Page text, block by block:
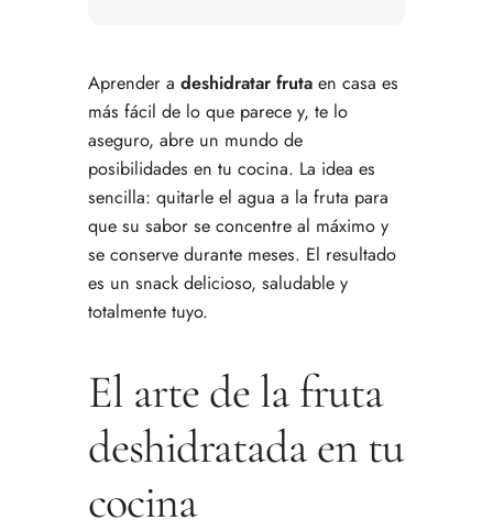
Aprender a deshidratar fruta en casa es
más fácil de lo que parece y, te lo
aseguro, abre un mundo de
posibilidades en tu cocina. La idea es
sencilla: quitarle el agua a la fruta para
que su sabor se concentre al máximo y
se conserve durante meses. El resultado
es un snack delicioso, saludable y
totalmente tuyo.
El arte de la fruta
deshidratada en tu
cocina